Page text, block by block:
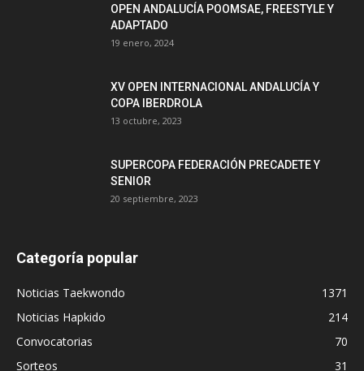
OPEN ANDALUCÍA POOMSAE, FREESTYLE Y
ADAPTADO
19 enero, 2024
XV OPEN INTERNACIONAL ANDALUCÍA Y
COPA IBERDROLA
13 octubre, 2023
SUPERCOPA FEDERACIÓN PRECADETE Y
SENIOR
20 septiembre, 2023
Categoría popular
Noticias Taekwondo
1371
Noticias Hapkido
214
Convocatorias
70
Sorteos
31